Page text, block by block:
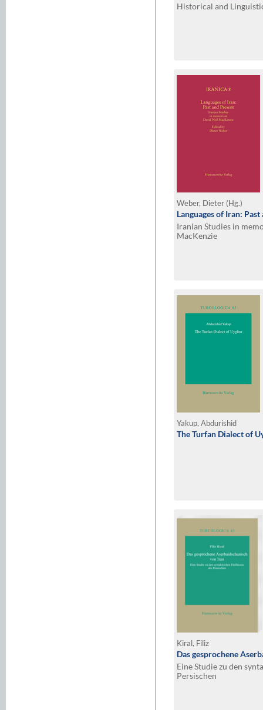
Historical and
Weber, Dieter (Hg.)
Languages of Iran:
Iranian Studies in
MacKenzie
Yakup, Abdurishid
The Turfan Dialect of
Kiral, Filiz
Das gesprochene
Eine Studie zu den
Persischen